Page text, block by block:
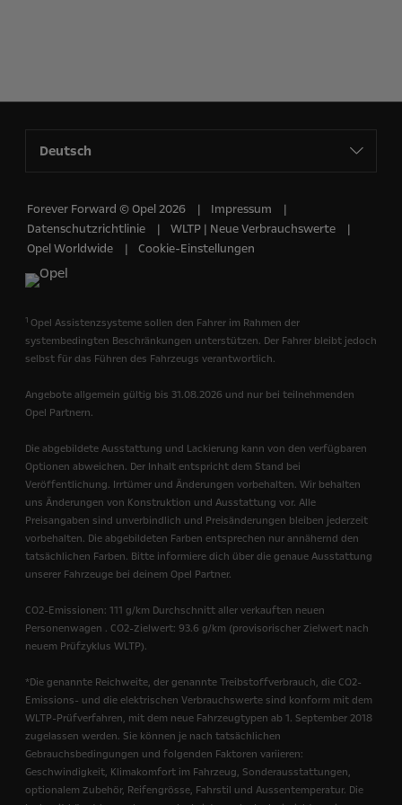
Deutsch
Forever Forward © Opel 2026
Impressum
Datenschutzrichtlinie
WLTP | Neue Verbrauchswerte
Opel Worldwide
Cookie-Einstellungen
1 Opel Assistenzsysteme sollen den Fahrer im Rahmen der
systembedingten Beschränkungen unterstützen. Der Fahrer bleibt jedoch
selbst für das Führen des Fahrzeugs verantwortlich.
Angebote allgemein gültig bis 31.08.2026 und nur bei teilnehmenden
Opel Partnern.
Die abgebildete Ausstattung und Lackierung kann von den verfügbaren
Optionen abweichen. Der Inhalt entspricht dem Stand bei
Veröffentlichung. Irrtümer und Änderungen vorbehalten. Wir behalten
uns Änderungen von Konstruktion und Ausstattung vor. Alle
Preisangaben sind unverbindlich und Preisänderungen bleiben jederzeit
vorbehalten. Die abgebildeten Farben entsprechen nur annähernd den
tatsächlichen Farben. Bitte informiere dich über die genaue Ausstattung
unserer Fahrzeuge bei deinem Opel Partner.
CO2-Emissionen: 111 g/km Durchschnitt aller verkauften neuen
Personenwagen . CO2-Zielwert: 93.6 g/km (provisorischer Zielwert nach
neuem Prüfzyklus WLTP).
*Die genannte Reichweite, der genannte Treibstoffverbrauch, die CO2-
Emissions- und die elektrischen Verbrauchswerte sind konform mit dem
WLTP-Prüfverfahren, mit dem neue Fahrzeugtypen ab 1. September 2018
zugelassen werden. Sie können je nach tatsächlichen
Gebrauchsbedingungen und folgenden Faktoren variieren:
Geschwindigkeit, Klimakomfort im Fahrzeug, Sonderausstattungen,
optionalem Zubehör, Reifengrösse, Fahrstil und Aussentemperatur. Die